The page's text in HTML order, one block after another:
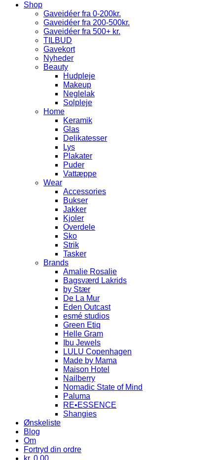
Shop
Gaveidéer fra 0-200kr.
Gaveidéer fra 200-500kr.
Gaveidéer fra 500+ kr.
TILBUD
Gavekort
Nyheder
Beauty
Hudpleje
Makeup
Neglelak
Solpleje
Home
Keramik
Glas
Delikatesser
Lys
Plakater
Puder
Vattæppe
Wear
Accessories
Bukser
Jakker
Kjoler
Overdele
Sko
Strik
Tasker
Brands
Amalie Rosalie
Bagsværd Lakrids
by Stær
De La Mur
Eden Outcast
esmé studios
Green Etiq
Helle Gram
Ibu Jewels
LULU Copenhagen
Made by Mama
Maison Hotel
Nailberry
Nomadic State of Mind
Paluma
RE•ESSENCE
Shangies
Ønskeliste
Blog
Om
Fortryd din ordre
kr. 0.00